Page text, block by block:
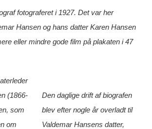
fotograferet i 1927. Det var her
Hansen og hans datter Karen Hansen
eller mindre gode film på plakaten i 47
Den daglige drift af biografen
blev efter nogle år overladt til
Valdemar Hansens datter,
(1866-
som
om